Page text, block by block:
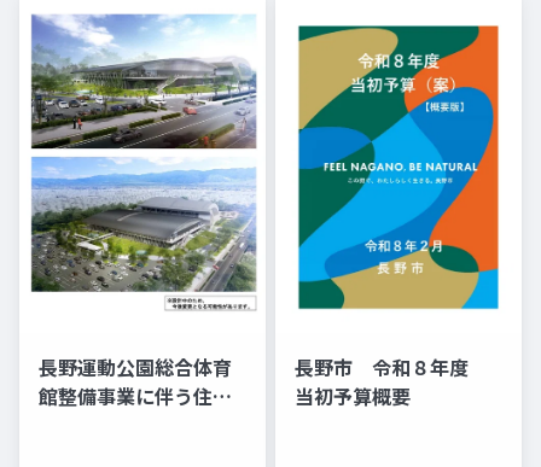
長野運動公園総合体育
館整備事業に伴う住民
長野市 令和８年度
当初予算概要